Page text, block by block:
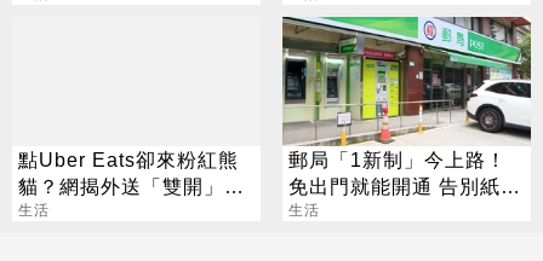
點Uber Eats卻來粉紅熊
貓？網揭外送「雙開」暗
黑招數
生活
郵局「1新制」今上路！
免出門就能開通 告別紙本
不用跑臨櫃
生活